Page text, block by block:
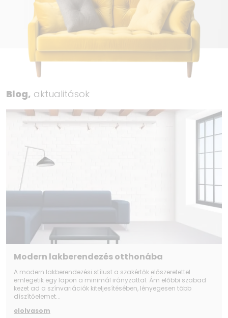
Blog, aktualitások
Modern lakberendezés otthonába
A modern lakberendezési stílust a szakértők előszeretettel
emlegetik egy lapon a minimál irányzattal. Ám előbbi szabad
kezet ad a színvariációk kiteljesítésében, lényegesen több
díszítőelemet...
elolvasom